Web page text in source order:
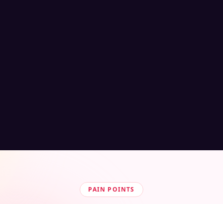
PAIN POINTS